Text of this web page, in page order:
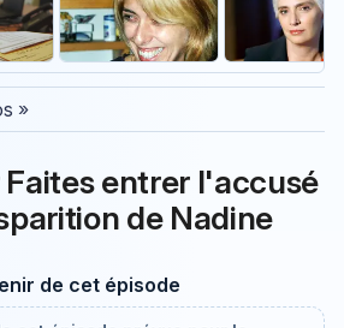
»
entrer l'accusé
de Nadine
de cet épisode